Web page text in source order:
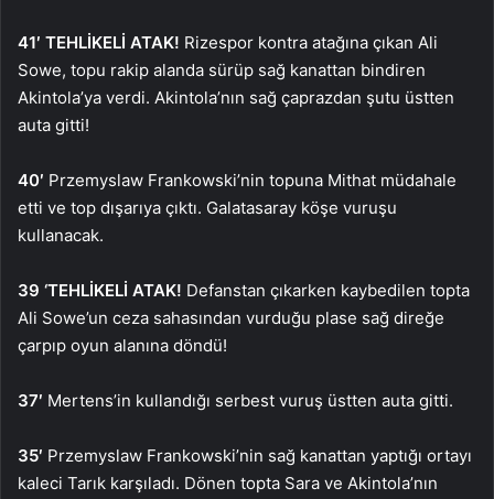
41′ TEHLİKELİ ATAK! Rizespor kontra atağına çıkan Ali
Sowe, topu rakip alanda sürüp sağ kanattan bindiren
Akintola’ya verdi. Akintola’nın sağ çaprazdan şutu üstten
auta gitti!
40′ Przemyslaw Frankowski’nin topuna Mithat müdahale
etti ve top dışarıya çıktı. Galatasaray köşe vuruşu
kullanacak.
39 ‘TEHLİKELİ ATAK! Defanstan çıkarken kaybedilen topta
Ali Sowe’un ceza sahasından vurduğu plase sağ direğe
çarpıp oyun alanına döndü!
37′ Mertens’in kullandığı serbest vuruş üstten auta gitti.
35′ Przemyslaw Frankowski’nin sağ kanattan yaptığı ortayı
kaleci Tarık karşıladı. Dönen topta Sara ve Akintola’nın